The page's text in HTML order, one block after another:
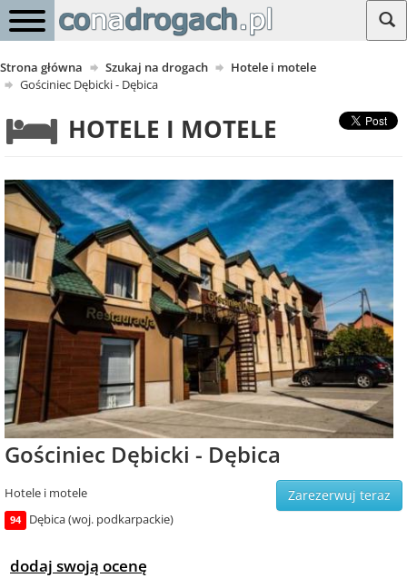
Strona główna Szukaj na drogach
Hotele i motele
Gościniec Dębicki - Dębica
HOTELE I MOTELE
Gościniec Dębicki - Dębica
Zarezerwuj teraz
Hotele i motele
94 Dębica (woj. podkarpackie)
dodaj swoją ocenę